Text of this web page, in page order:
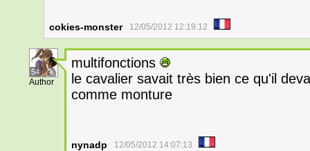
cokies-monster 12/05/2012 12:19:12
54
Author
multifonctions
le cavalier savait très bien ce qu'il
comme monture
nynadp 12/05/2012 14:07:13